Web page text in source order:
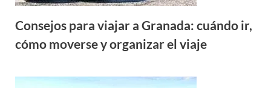
Consejos para viajar a Granada: cuándo ir,
cómo moverse y organizar el viaje